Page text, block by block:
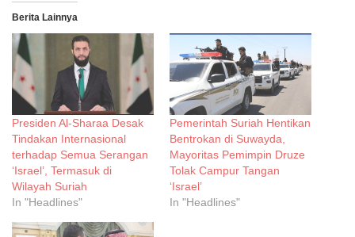
Berita Lainnya
Presiden Al-Sharaa Desak
Tindakan Internasional
terhadap Semua Serangan
‘Israel’, Termasuk di
Wilayah Suriah
In "Headlines"
Pemerintah Suriah Hentikan
Bentrokan di Suwayda,
Mayoritas Pemimpin Druze
Tolak Campur Tangan
‘Israel’
In "Headlines"